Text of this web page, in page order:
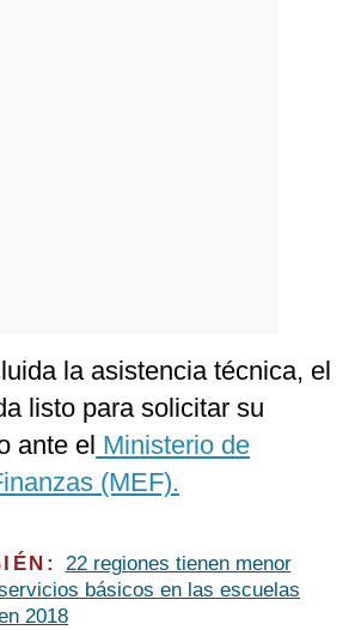
la asistencia técnica, el
listo para solicitar su
ante el Ministerio de
(MEF).
22 regiones tienen menor
básicos en las escuelas
2018